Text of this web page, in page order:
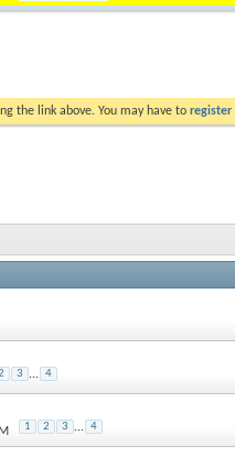
the link above. You may have to register
3 ... 4
1 2 3 ... 4